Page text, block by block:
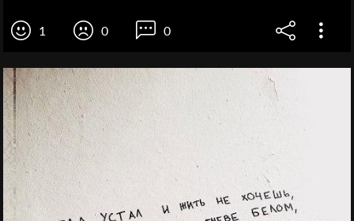
1 0 0